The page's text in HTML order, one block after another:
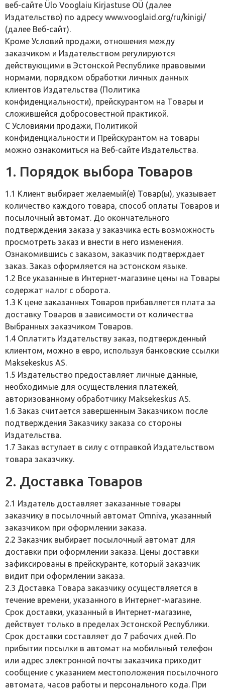
веб-сайте Ülo Vooglaiu Kirjastuse OÜ (далее
Издательство) по адресу www.vooglaid.org/ru/kinigi/
(далее Веб-сайт).
Кроме Условий продажи, отношения между
заказчиком и Издательством регулируются
действующими в Эстонской Республике правовыми
нормами, порядком обработки личных данных
клиентов Издательства (Политика
конфиденциальности), прейскурантом на Товары и
сложившейся добросовестной практикой.
С Условиями продажи, Политикой
конфиденциальности и Прейскурантом на товары
можно ознакомиться на Веб-сайте Издательства.
1. Порядок выбора Товаров
1.1 Клиент выбирает желаемый(е) Товар(ы), указывает
количество каждого товара, способ оплаты Товаров и
посылочный автомат. До окончательного
подтверждения заказа у заказчика есть возможность
просмотреть заказ и внести в него изменения.
Ознакомившись с заказом, заказчик подтверждает
заказ. Заказ оформляется на эстонском языке.
1.2 Все указанные в Интернет-магазине цены на Товары
содержат налог с оборота.
1.3 К цене заказанных Товаров прибавляется плата за
доставку Товаров в зависимости от количества
Выбранных заказчиком Товаров.
1.4 Оплатить Издательству заказ, подтвержденный
клиентом, можно в евро, используя банковские ссылки
Maksekeskus AS.
1.5 Издательство предоставляет личные данные,
необходимые для осуществления платежей,
авторизованному обработчику Maksekeskus AS.
1.6 Заказ считается завершенным Заказчиком после
подтверждения Заказчику заказа со стороны
Издательства.
1.7 Заказ вступает в силу с отправкой Издательством
товара заказчику.
2. Доставка Товаров
2.1 Издатель доставляет заказанные товары
заказчику в посылочный автомат Omniva, указанный
заказчиком при оформлении заказа.
2.2 Заказчик выбирает посылочный автомат для
доставки при оформлении заказа. Цены доставки
зафиксированы в прейскуранте, который заказчик
видит при оформлении заказа.
2.3 Доставка Товара заказчику осуществляется в
течение времени, указанного в Интернет-магазине.
Срок доставки, указанный в Интернет-магазине,
действует только в пределах Эстонской Республики.
Срок доставки составляет до 7 рабочих дней. По
прибытии посылки в автомат на мобильный телефон
или адрес электронной почты заказчика приходит
сообщение с указанием местоположения посылочного
автомата, часов работы и персонального кода. При